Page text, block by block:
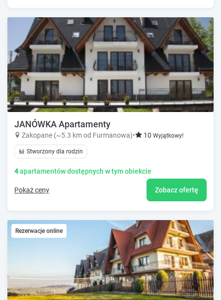
JANÓWKA Apartamenty
Zakopane (~5.3 km od Furmanowa)• 10 Wyjątkowy!
Stworzony dla rodzin
4apartamentów dostępnych w tym obiekcie
Pokaż ceny Zobacz ofertę
Rezerwacje online